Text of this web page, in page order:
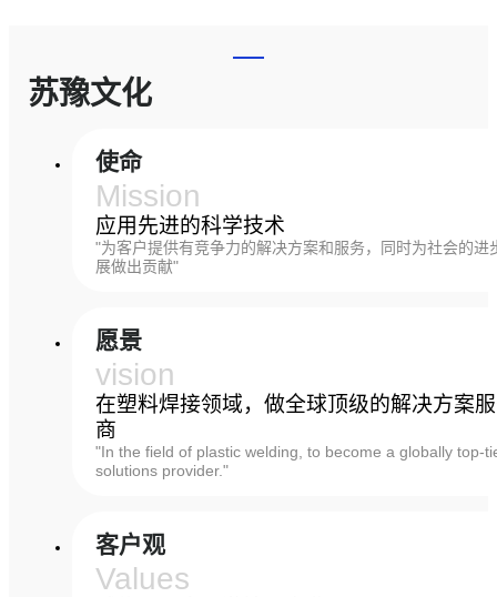
苏豫文化
使命
Mission
应用先进的科学技术
"为客户提供有竞争力的解决方案和服务，同时为社会的进
展做出贡献"
愿景
vision
在塑料焊接领域，做全球顶级的解决方案
商
"In the field of plastic welding, to become a globally top-
solutions provider."
客户观
Values